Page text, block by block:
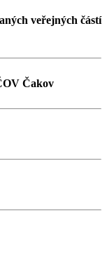
veřejných částí
Čakov